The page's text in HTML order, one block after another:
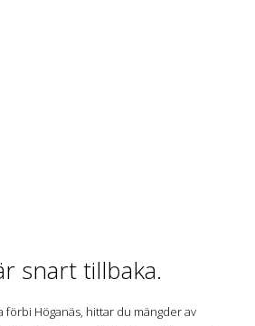
snart tillbaka.
förbi Höganäs, hittar du mängder av